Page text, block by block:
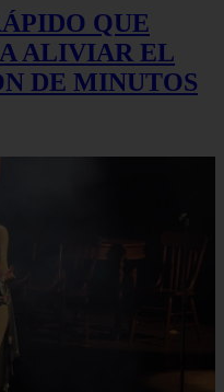
QUE
ALIVIAR EL
DE MINUTOS